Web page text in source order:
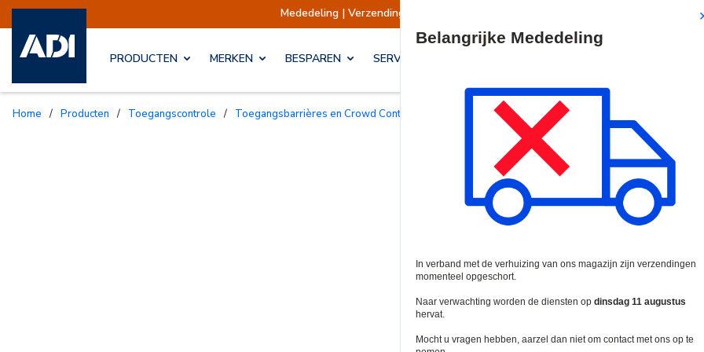
Mededeling | Verzendingen opgeschort Verzendingen worden
PRODUCTEN MERKEN BESPAREN SERVICES & OPLOSSINGEN
Home / Producten / Toegangscontrole / Toegangsbarrières en Crowd Control Poortafstandsbedieningen